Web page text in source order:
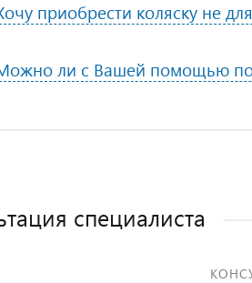
приобрести коляску не
ли с Вашей помощью
специалиста